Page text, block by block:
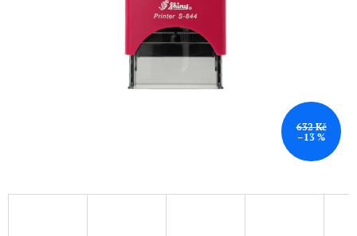
632 Kč
–13 %